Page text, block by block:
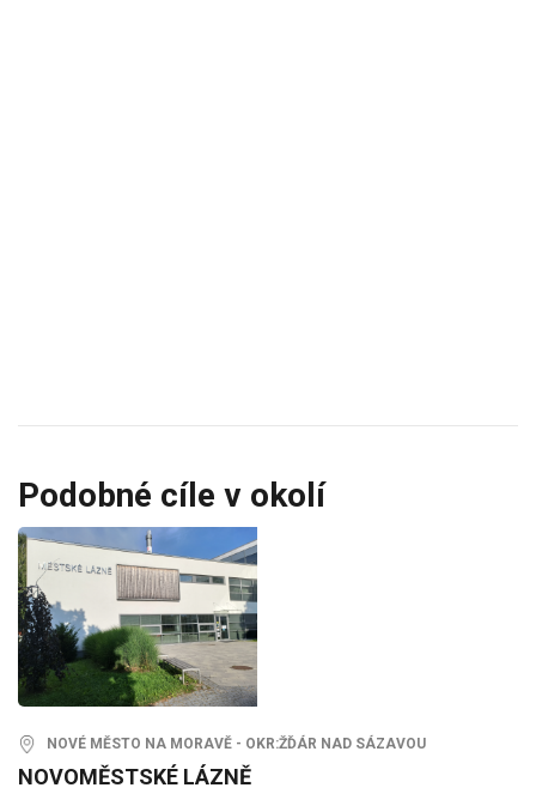
Podobné cíle v okolí
NOVÉ MĚSTO NA MORAVĚ - OKR:ŽĎÁR NAD SÁZAVOU
NOVOMĚSTSKÉ LÁZNĚ